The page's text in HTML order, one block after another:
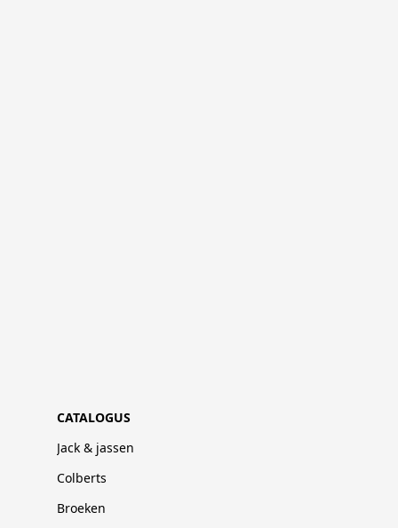
CATALOGUS
Jack & jassen
Colberts
Broeken